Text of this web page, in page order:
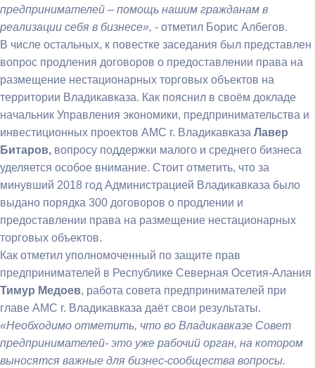
предпринимателей – помощь нашим гражданам в
реализации себя в бизнесе», - отметил Борис Албегов.
В числе остальных, к повестке заседания был представлен
вопрос продления договоров о предоставлении права на
размещение нестационарных торговых объектов на
территории Владикавказа. Как пояснил в своём докладе
начальник Управления экономики, предпринимательства и
инвестиционных проектов АМС г. Владикавказа Лавер
Битаров, вопросу поддержки малого и среднего бизнеса
уделяется особое внимание. Стоит отметить, что за
минувший 2018 год Администрацией Владикавказа было
выдано порядка 300 договоров о продлении и
предоставлении права на размещение нестационарных
торговых объектов.
Как отметил уполномоченный по защите прав
предпринимателей в Республике Северная Осетия-Алания
Тимур Медоев, работа совета предпринимателей при
главе АМС г. Владикавказа даёт свои результаты.
«Необходимо отметить, что во Владикавказе Совет
предпринимателей- это уже рабочий орган, на котором
выносятся важные для бизнес-сообщества вопросы.